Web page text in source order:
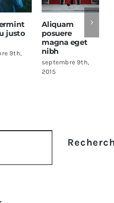
Aliquam
posuere
magna eget
nibh
septembre 9th,
Cras
rutrum
2015